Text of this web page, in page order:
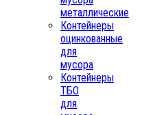
металлические
Контейнеры
оцинкованные
для
мусора
Контейнеры
ТБО
для